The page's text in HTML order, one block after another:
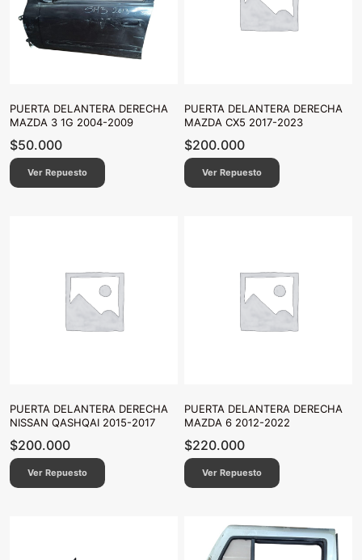
PUERTA DELANTERA DERECHA
MAZDA 3 1G 2004-2009
$50.000
Ver Repuesto
PUERTA DELANTERA DERECHA
MAZDA CX5 2017-2023
$200.000
Ver Repuesto
PUERTA DELANTERA DERECHA
NISSAN QASHQAI 2015-2017
$200.000
Ver Repuesto
PUERTA DELANTERA DERECHA
MAZDA 6 2012-2022
$220.000
Ver Repuesto